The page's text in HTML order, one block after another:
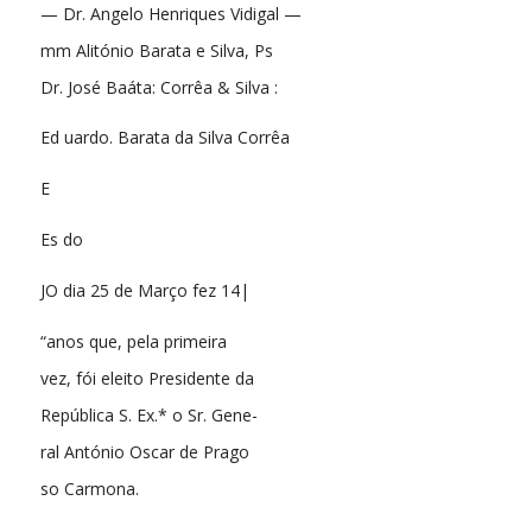
— Dr. Angelo Henriques Vidigal —
mm Alitónio Barata e Silva, Ps
Dr. José Baáta: Corrêa & Silva :
Ed uardo. Barata da Silva Corrêa
E
Es do
JO dia 25 de Março fez 14|
“anos que, pela primeira
vez, fói eleito Presidente da
República S. Ex.* o Sr. Gene-
ral António Oscar de Prago
so Carmona.